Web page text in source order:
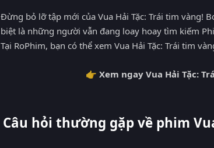
Đừng bỏ lỡ tập mới của Vua Hải Tặc: Trái tim vàng!
biệt là những người vẫn đang loay hoay tìm kiếm
Tại RoPhim, bạn có thể xem Vua Hải Tặc: Trái tim
👉 Xem ngay Vua Hải Tặc:
Câu hỏi thường gặp về phim